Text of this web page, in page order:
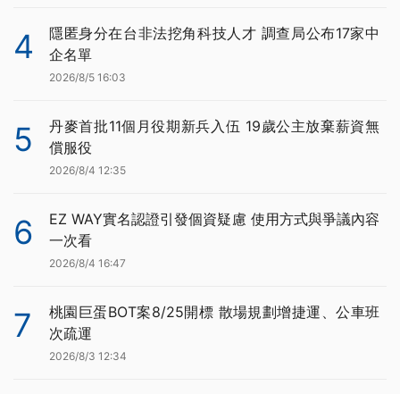
4
隱匿身分在台非法挖角科技人才 調查局公布17家中
企名單
2026/8/5 16:03
5
丹麥首批11個月役期新兵入伍 19歲公主放棄薪資無
償服役
2026/8/4 12:35
6
EZ WAY實名認證引發個資疑慮 使用方式與爭議內容
一次看
2026/8/4 16:47
7
桃園巨蛋BOT案8/25開標 散場規劃增捷運、公車班
次疏運
2026/8/3 12:34